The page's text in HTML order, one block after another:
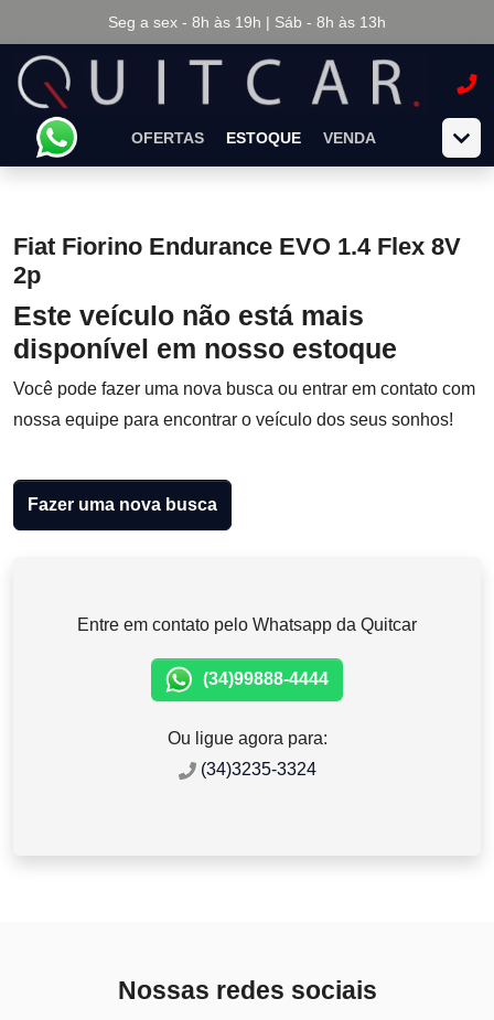
Seg a sex - 8h às 19h | Sáb - 8h às 13h
OFERTAS ESTOQUE VENDA
Fiat Fiorino Endurance EVO 1.4 Flex 8V
2p
Este veículo não está mais
disponível em nosso estoque
Você pode fazer uma nova busca ou entrar em contato com
nossa equipe para encontrar o veículo dos seus sonhos!
Fazer uma nova busca
Entre em contato pelo Whatsapp da Quitcar
(34)99888-4444
Ou ligue agora para:
(34)3235-3324
Nossas redes sociais